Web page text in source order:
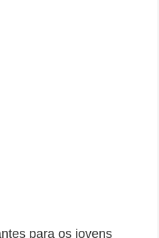
para os jovens